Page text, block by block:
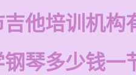
他培训机构
琴多少钱一